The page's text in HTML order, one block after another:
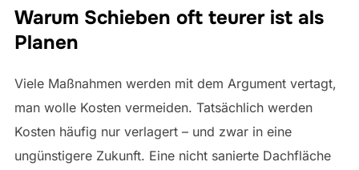
Warum Schieben oft teurer ist als
Planen
Viele Maßnahmen werden mit dem Argument vertagt,
man wolle Kosten vermeiden. Tatsächlich werden
Kosten häufig nur verlagert – und zwar in eine
ungünstigere Zukunft. Eine nicht sanierte Dachfläche